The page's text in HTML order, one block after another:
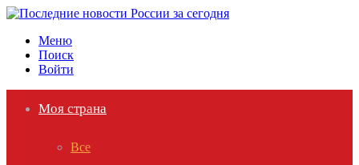
Меню
Поиск
Войти
Моя страна
Все